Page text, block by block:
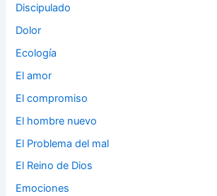
Discipulado
Dolor
Ecología
El amor
El compromiso
El hombre nuevo
El Problema del mal
El Reino de Dios
Emociones